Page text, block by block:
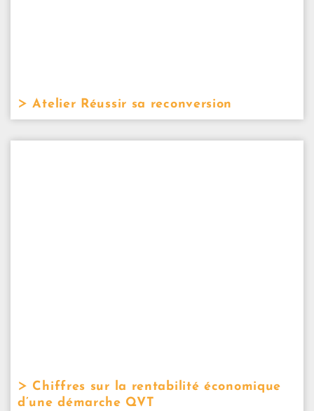
Atelier Réussir sa reconversion
Chiffres sur la rentabilité économique
d’une démarche QVT